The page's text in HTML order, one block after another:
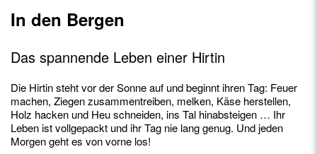
In den Bergen
Das spannende Leben einer Hirtin
Die Hirtin steht vor der Sonne auf und beginnt ihren Tag: Feuer
machen, Ziegen zusammentreiben, melken, Käse herstellen,
Holz hacken und Heu schneiden, ins Tal hinabsteigen … Ihr
Leben ist vollgepackt und ihr Tag nie lang genug. Und jeden
Morgen geht es von vorne los!